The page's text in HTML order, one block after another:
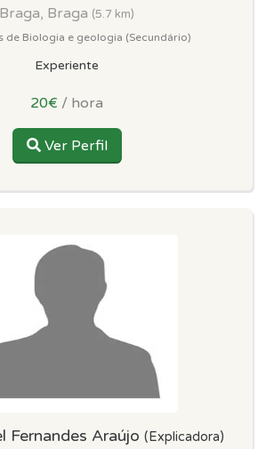
Braga, Braga (5.7 km)
de Biologia e geologia (Secundário)
Experiente
20€ / hora
Ver Perfil
Fernandes Araújo (Explicadora)